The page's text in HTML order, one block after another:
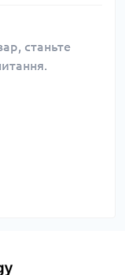
станьте